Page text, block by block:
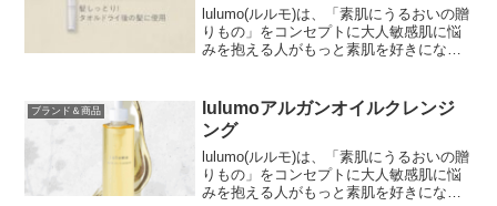
lulumo(ルルモ)は、「素肌にうるおいの贈
りもの」をコンセプトに大人敏感肌に悩
みを抱える人がもっと素肌を好きになる
だけます！ヘアケアとしての使い方#2を
ご紹介...
ブランド＆商品
lulumoアルガンオイルクレンジ
ング
lulumo(ルルモ)は、「素肌にうるおいの贈
りもの」をコンセプトに大人敏感肌に悩
みを抱える人がもっと素肌を好きになる